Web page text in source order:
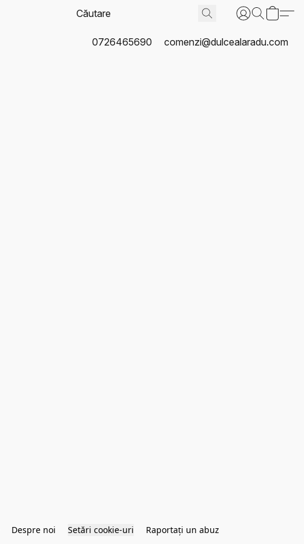
0726465690 comenzi@dulcealaradu.com
Despre noi Setări cookie-uri Raportați un abuz